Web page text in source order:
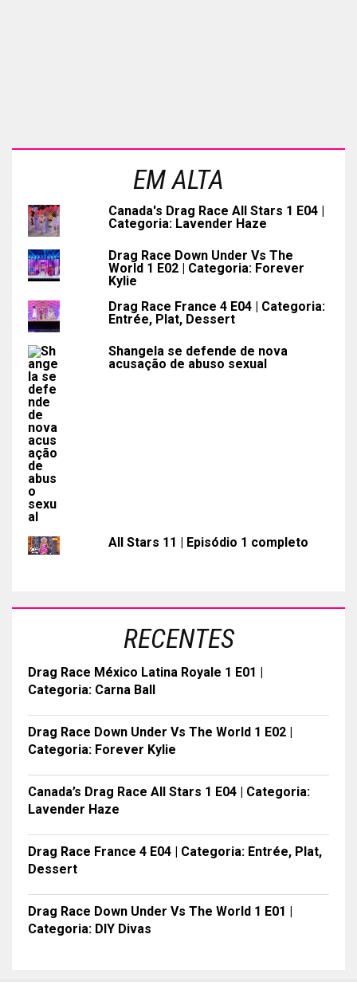
EM ALTA
Canada's Drag Race All Stars 1 E04 |
Categoria: Lavender Haze
Drag Race Down Under Vs The
World 1 E02 | Categoria: Forever
Kylie
Drag Race France 4 E04 | Categoria:
Entrée, Plat, Dessert
Shangela se defende de nova
acusação de abuso sexual
All Stars 11 | Episódio 1 completo
RECENTES
Drag Race México Latina Royale 1 E01 |
Categoria: Carna Ball
Drag Race Down Under Vs The World 1 E02 |
Categoria: Forever Kylie
Canada’s Drag Race All Stars 1 E04 | Categoria:
Lavender Haze
Drag Race France 4 E04 | Categoria: Entrée, Plat,
Dessert
Drag Race Down Under Vs The World 1 E01 |
Categoria: DIY Divas